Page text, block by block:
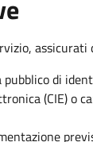
assicurati
pubblico di
(CIE) o